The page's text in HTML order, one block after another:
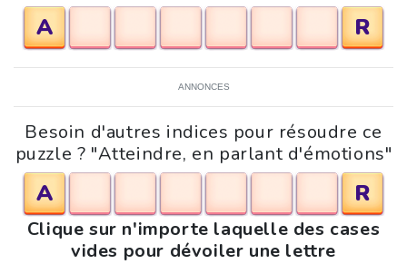
A
R
ANNONCES
Besoin d'autres indices pour résoudre ce
puzzle ? "Atteindre, en parlant d'émotions"
A R
Clique sur n'importe laquelle des cases
vides pour dévoiler une lettre